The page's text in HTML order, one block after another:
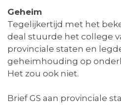
Geheim
Tegelijkertijd met het
deal stuurde het college
provinciale staten en
geheimhouding op
Het zou ook niet.
Brief GS aan provinciale